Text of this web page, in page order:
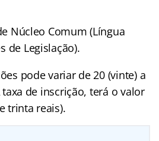
Núcleo Comum (Língua
de Legislação).
pode variar de 20 (vinte) a
taxa de inscrição, terá o valor
trinta reais).